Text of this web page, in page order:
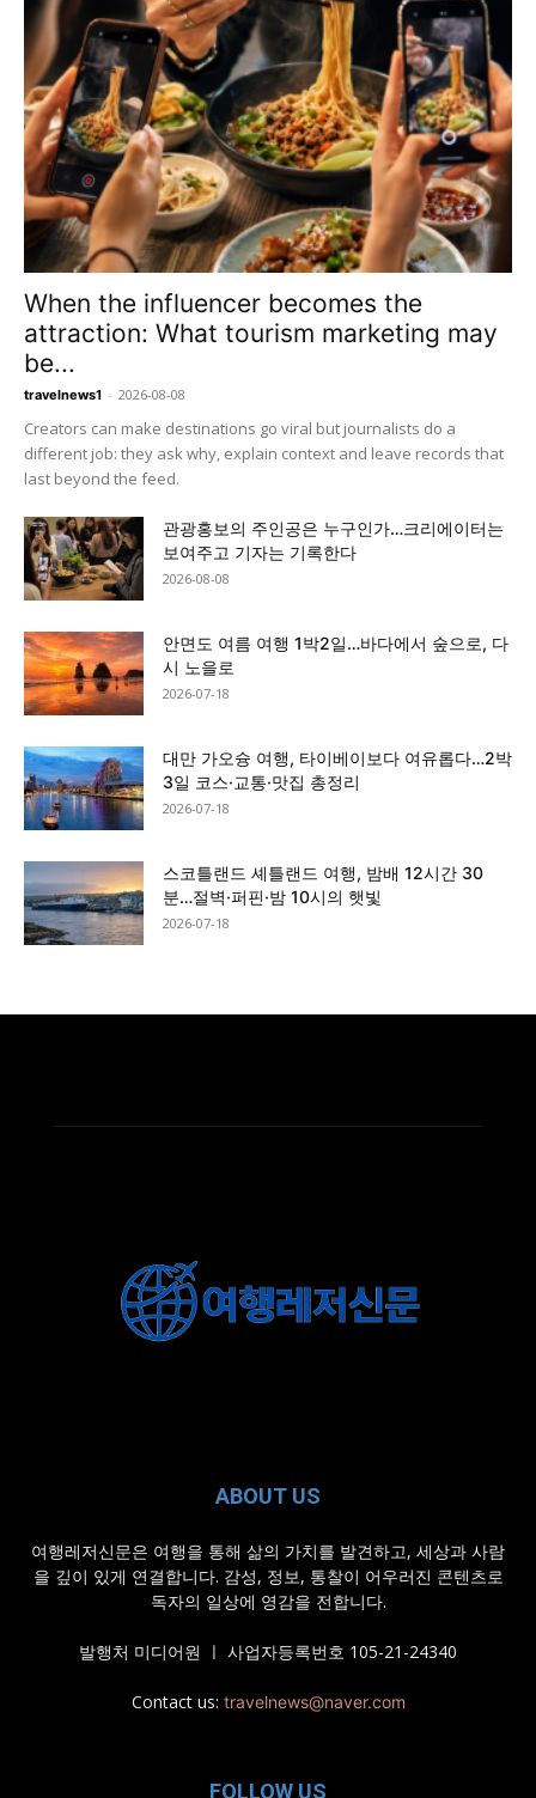
When the influencer becomes the
attraction: What tourism marketing may
be...
travelnews1 - 2026-08-08
Creators can make destinations go viral but journalists do a
different job: they ask why, explain context and leave records that
last beyond the feed.
관광홍보의 주인공은 누구인가…크리에이터는
보여주고 기자는 기록한다
2026-08-08
안면도 여름 여행 1박2일…바다에서 숲으로, 다
시 노을로
2026-07-18
대만 가오슝 여행, 타이베이보다 여유롭다…2박
3일 코스·교통·맛집 총정리
2026-07-18
스코틀랜드 셰틀랜드 여행, 밤배 12시간 30
분…절벽·퍼핀·밤 10시의 햇빛
2026-07-18
ABOUT US
여행레저신문은 여행을 통해 삶의 가치를 발견하고, 세상과 사람
을 깊이 있게 연결합니다. 감성, 정보, 통찰이 어우러진 콘텐츠로
독자의 일상에 영감을 전합니다.
발행처 미디어원 ㅣ 사업자등록번호 105-21-24340
Contact us: travelnews@naver.com
FOLLOW US